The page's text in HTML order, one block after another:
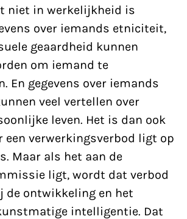
niet in werkelijkheid is
over iemands etniciteit,
geaardheid kunnen
om iemand te
En gegevens over iemands
veel vertellen over
leven. Het is dan ook
een verwerkingsverbod ligt op
Maar als het aan de
ligt, wordt dat verbod
de ontwikkeling en het
intelligentie. Dat